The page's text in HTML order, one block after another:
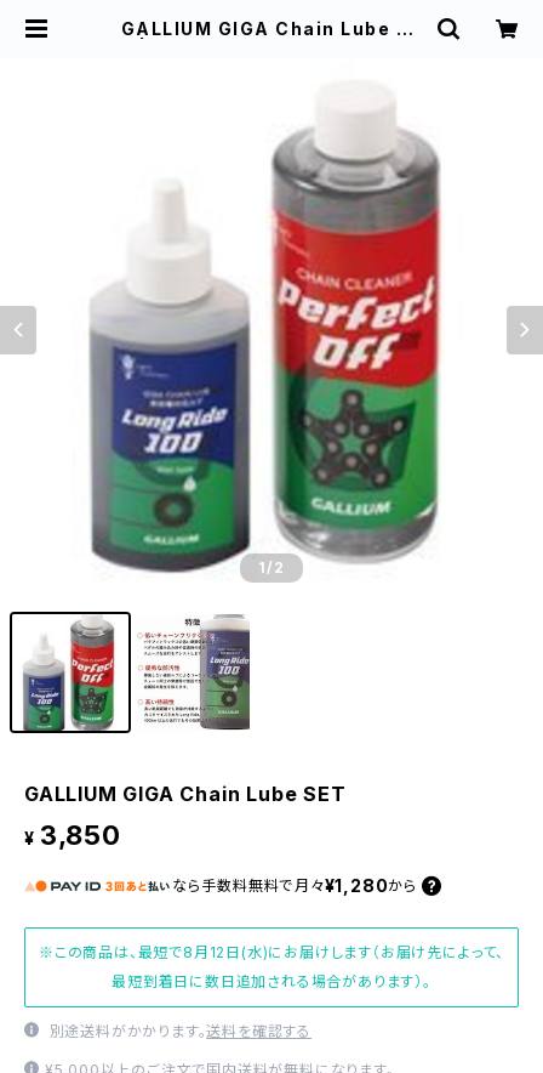
GALLIUM GIGA Chain Lube SE
1/2
GALLIUM GIGA Chain Lube SET
¥ 3,850
なら 手数料無料で 月々¥1,280から
※この商品は、最短で8月12日(水)にお届けします（お届け先によって、
最短到着日に数日追加される場合があります）。
別途送料がかかります。送料を確認する